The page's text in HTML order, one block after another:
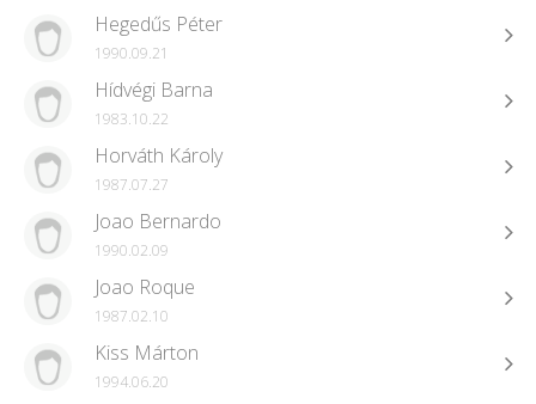
Hegedűs Péter
1990.09.21
Hídvégi Barna
1983.10.22
Horváth Károly
1987.07.27
Joao Bernardo
1990.02.09
Joao Roque
1987.02.10
Kiss Márton
1994.06.20